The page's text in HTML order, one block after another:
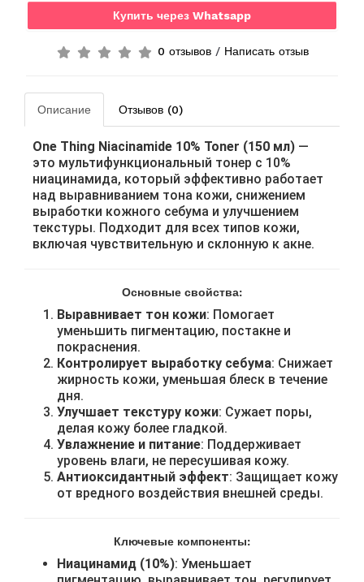
Купить через Whatsapp
0 отзывов/ Написать отзыв
Описание Отзывов (0)
One Thing Niacinamide 10% Toner (150 мл) —
это мультифункциональный тонер с 10%
ниацинамида, который эффективно работает
над выравниванием тона кожи, снижением
выработки кожного себума и улучшением
текстуры. Подходит для всех типов кожи,
включая чувствительную и склонную к акне.
Основные свойства:
Выравнивает тон кожи: Помогает
уменьшить пигментацию, постакне и
покраснения.
Контролирует выработку себума: Снижает
жирность кожи, уменьшая блеск в течение
дня.
Улучшает текстуру кожи: Сужает поры,
делая кожу более гладкой.
Увлажнение и питание: Поддерживает
уровень влаги, не пересушивая кожу.
Антиоксидантный эффект: Защищает кожу
от вредного воздействия внешней среды.
Ключевые компоненты:
Ниацинамид (10%): Уменьшает